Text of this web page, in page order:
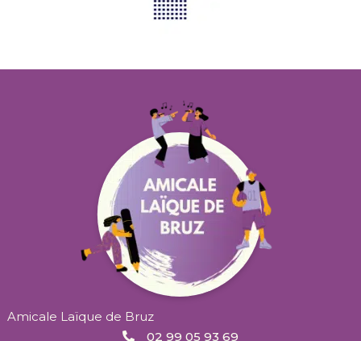
Amicale Laïque de Bruz
02 99 05 93 69